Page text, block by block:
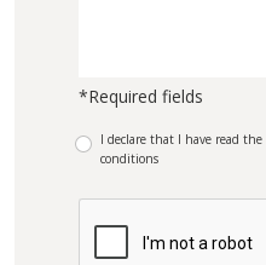
*Required fields
I declare that I have read the
conditions